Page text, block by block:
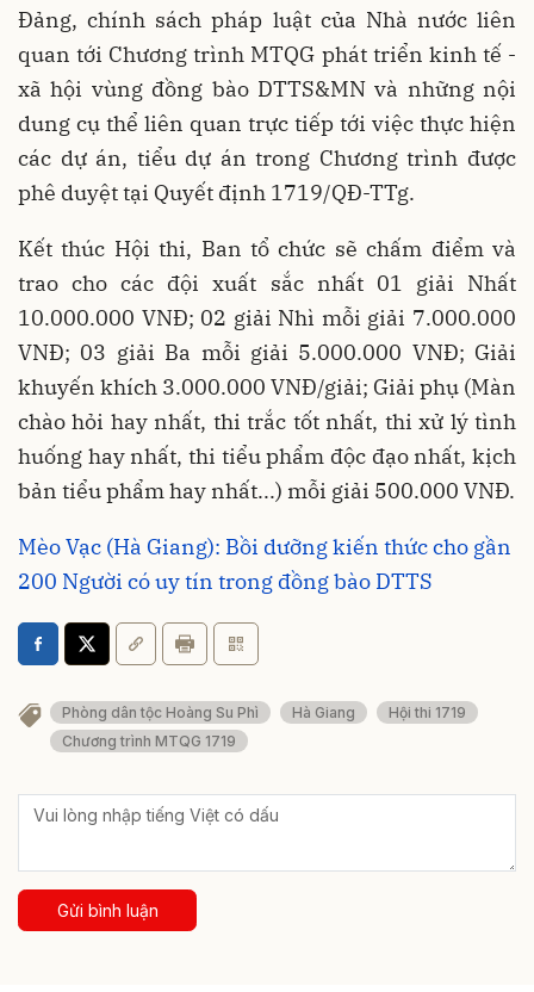
Đảng, chính sách pháp luật của Nhà nước liên
quan tới Chương trình MTQG phát triển kinh tế -
xã hội vùng đồng bào DTTS&MN và những nội
dung cụ thể liên quan trực tiếp tới việc thực hiện
các dự án, tiểu dự án trong Chương trình được
phê duyệt tại Quyết định 1719/QĐ-TTg.
Kết thúc Hội thi, Ban tổ chức sẽ chấm điểm và
trao cho các đội xuất sắc nhất 01 giải Nhất
10.000.000 VNĐ; 02 giải Nhì mỗi giải 7.000.000
VNĐ; 03 giải Ba mỗi giải 5.000.000 VNĐ; Giải
khuyến khích 3.000.000 VNĐ/giải; Giải phụ (Màn
chào hỏi hay nhất, thi trắc tốt nhất, thi xử lý tình
huống hay nhất, thi tiểu phẩm độc đạo nhất, kịch
bản tiểu phẩm hay nhất...) mỗi giải 500.000 VNĐ.
Mèo Vạc (Hà Giang): Bồi dưỡng kiến thức cho gần
200 Người có uy tín trong đồng bào DTTS
Phòng dân tộc Hoàng Su Phì Hà Giang
Hội thi 1719
Chương trình MTQG 1719
Gửi bình luận